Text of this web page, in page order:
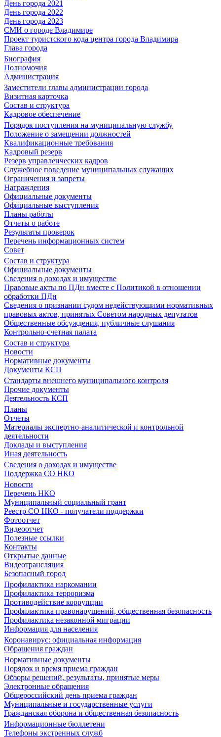
День города 2021
День города 2022
День города 2023
СМИ о городе Владимире
Проект туристского кода центра города Владимира
Глава города
Биография
Полномочия
Администрация
Заместители главы администрации города
Визитная карточка
Состав и структура
Кадровое обеспечение
Порядок поступления на муниципальную службу
Положение о замещении должностей
Квалификационные требования
Кадровый резерв
Резерв управленческих кадров
Служебное поведение муниципальных служащих
Ограничения и запреты
Награждения
Официальные документы
Официальные выступления
Планы работы
Отчеты о работе
Результаты проверок
Перечень информационных систем
Совет
Состав и структура
Официальные документы
Сведения о доходах и имуществе
Правовые акты по ПДн вместе с Политикой в отношении
обработки ПДн
Сведения о признании судом недействующими нормативных
правовых актов, принятых Советом народных депутатов
Общественные обсуждения, публичные слушания
Контрольно-счетная палата
Состав и структура
Новости
Нормативные документы
Документы КСП
Стандарты внешнего муниципального контроля
Прочие документы
Деятельность КСП
Планы
Отчеты
Материалы экспертно-аналитической и контрольной
деятельности
Доклады и выступления
Иная деятельность
Сведения о доходах и имуществе
Поддержка СО НКО
Новости
Перечень НКО
Муниципальный социальный грант
Реестр СО НКО - получатели поддержки
Фотоотчет
Видеоотчет
Полезные ссылки
Контакты
Открытые данные
Видеотрансляция
Безопасный город
Профилактика наркомании
Профилактика терроризма
Противодействие коррупции
Профилактика правонарушений, общественная безопасность
Профилактика незаконной миграции
Информация для населения
Коронавирус: официальная информация
Обращения граждан
Нормативные документы
Порядок и время приема граждан
Обзоры решений, результаты, принятые меры
Электронные обращения
Общероссийский день приема граждан
Муниципальные и государственные услуги
Гражданская оборона и общественная безопасность
Информационные бюллетени
Телефоны экстренных служб